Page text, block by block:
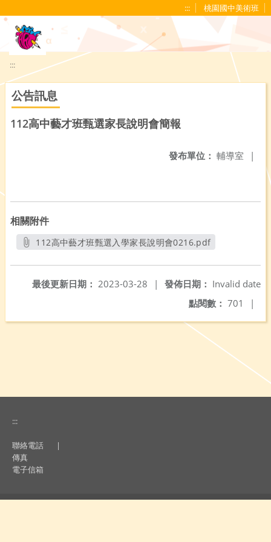
::: 桃園國中美術班
:::
公告訊息
112高中藝才班甄選家長說明會簡報
發布單位： 輔導室 |
相關附件
112高中藝才班甄選入學家長說明會0216.pdf
發佈日期： Invalid date
最後更新日期： 2023-03-28
|
點閱數： 701 |
:::
聯絡電話
|
傳真
電子信箱